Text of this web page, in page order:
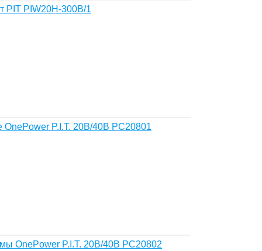
PIT PIW20H-300B/1
OnePower P.I.T. 20В/40В PC20801
OnePower P.I.T. 20В/40В PC20802